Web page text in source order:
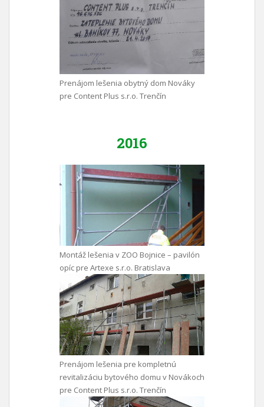
Prenájom lešenia obytný dom Nováky
pre Content Plus s.r.o. Trenčín
2016
Montáž lešenia v ZOO Bojnice – pavilón
opíc pre Artexe s.r.o. Bratislava
Prenájom lešenia pre kompletnú
revitalizáciu bytového domu v Novákoch
pre Content Plus s.r.o. Trenčín